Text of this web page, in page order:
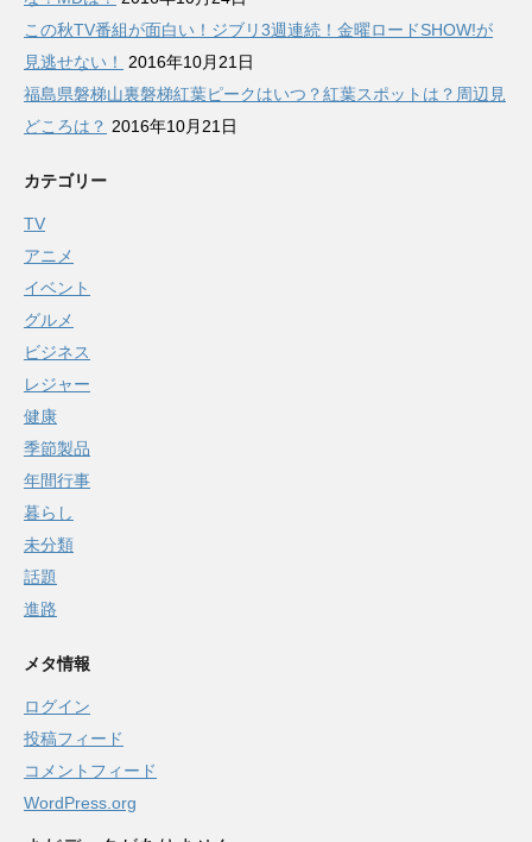
この秋TV番組が面白い！ジブリ3週連続！金曜ロードSHOW!が
見逃せない！
2016年10月21日
福島県磐梯山裏磐梯紅葉ピークはいつ？紅葉スポットは？周辺見
どころは？ 2016年10月21日
カテゴリー
TV
アニメ
イベント
グルメ
ビジネス
レジャー
健康
季節製品
年間行事
暮らし
未分類
話題
進路
メタ情報
ログイン
投稿フィード
コメントフィード
WordPress.org